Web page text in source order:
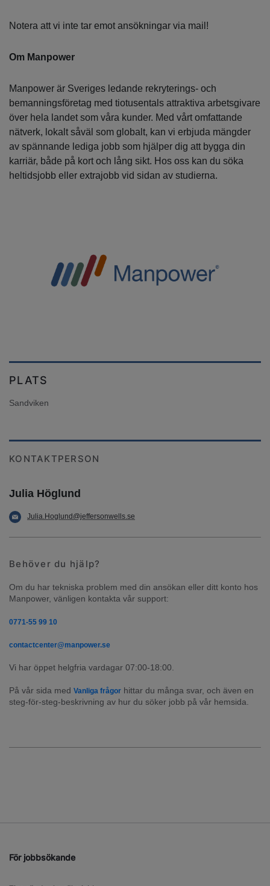
Notera att vi inte tar emot ansökningar via mail!
Om Manpower
Manpower är Sveriges ledande rekryterings- och
bemanningsföretag med tiotusentals attraktiva arbetsgivare
över hela landet som våra kunder. Med vårt omfattande
nätverk, lokalt såväl som globalt, kan vi erbjuda mängder
av spännande lediga jobb som hjälper dig att bygga din
karriär, både på kort och lång sikt. Hos oss kan du söka
heltidsjobb eller extrajobb vid sidan av studierna.
PLATS
Sandviken
KONTAKTPERSON
Julia Höglund
Julia.Hoglund@jeffersonwells.se
Behöver du hjälp?
Om du har tekniska problem med din ansökan eller ditt konto hos
Manpower, vänligen kontakta vår support:
0771-55 99 10
contactcenter@manpower.se
Vi har öppet helgfria vardagar 07:00-18:00.
På vår sida med Vanliga frågor hittar du många svar, och även en
steg-för-steg-beskrivning av hur du söker jobb på vår hemsida.
För jobbsökande